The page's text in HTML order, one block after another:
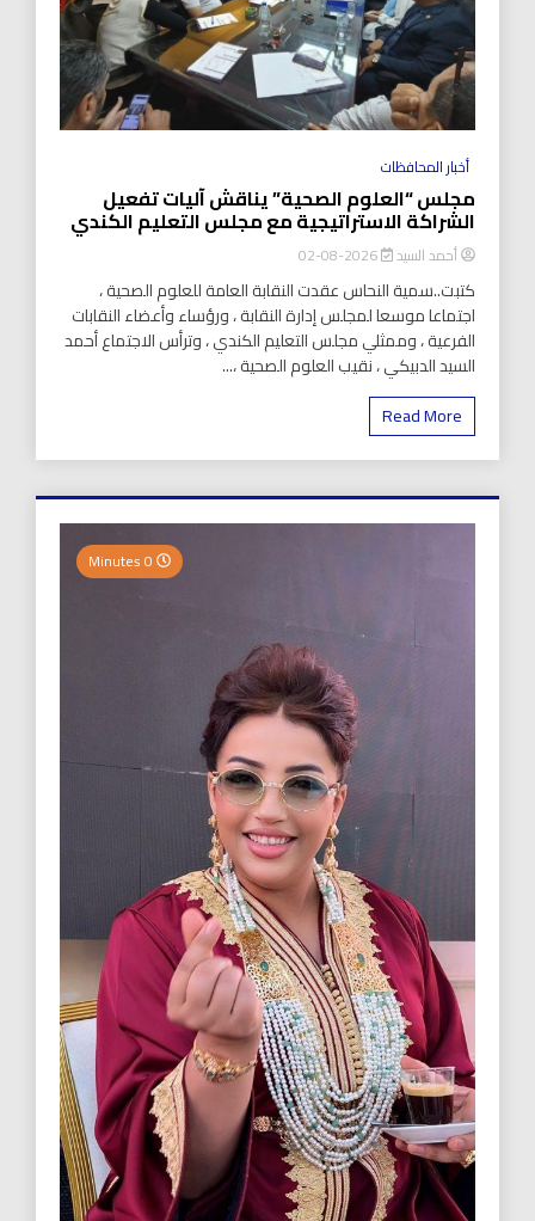
أخبار المحافظات
مجلس “العلوم الصحية” يناقش آليات تفعيل
الشراكة الاستراتيجية مع مجلس التعليم الكندي
أحمد السيد 2026-08-02
كتبت..سمية النحاس عقدت النقابة العامة للعلوم الصحية ،
اجتماعا موسعا لمجلس إدارة النقابة ، ورؤساء وأعضاء النقابات
الفرعية ، وممثلي مجلس التعليم الكندي ، وترأس الاجتماع أحمد
السيد الدبيكي ، نقيب العلوم الصحية ،...
Read More